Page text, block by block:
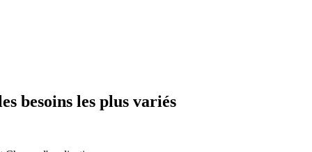
besoins les plus variés